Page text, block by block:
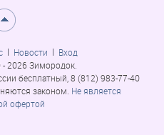
Новости
Вход
2026 Зимородок.
бесплатный, 8 (812) 983-77-40
законом. Не является
офертой